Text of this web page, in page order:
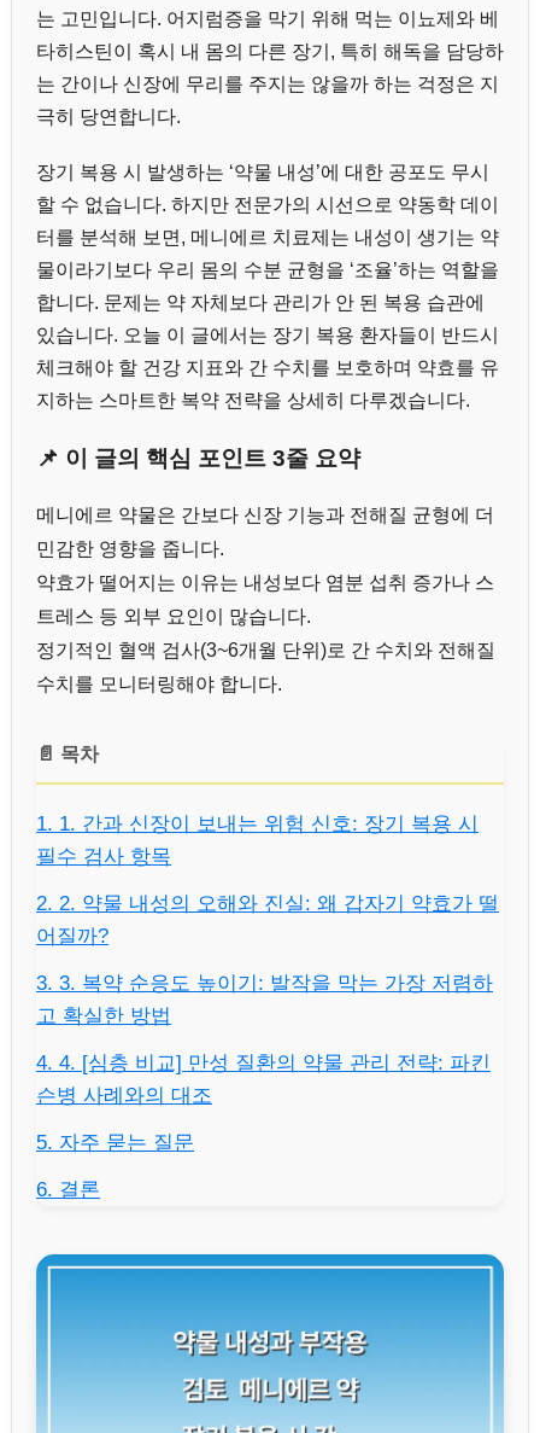
는 고민입니다. 어지럼증을 막기 위해 먹는 이뇨제와 베
타히스틴이 혹시 내 몸의 다른 장기, 특히 해독을 담당하
는 간이나 신장에 무리를 주지는 않을까 하는 걱정은 지
극히 당연합니다.
장기 복용 시 발생하는 ‘약물 내성’에 대한 공포도 무시
할 수 없습니다. 하지만 전문가의 시선으로 약동학 데이
터를 분석해 보면, 메니에르 치료제는 내성이 생기는 약
물이라기보다 우리 몸의 수분 균형을 ‘조율’하는 역할을
합니다. 문제는 약 자체보다 관리가 안 된 복용 습관에
있습니다. 오늘 이 글에서는 장기 복용 환자들이 반드시
체크해야 할 건강 지표와 간 수치를 보호하며 약효를 유
지하는 스마트한 복약 전략을 상세히 다루겠습니다.
📌 이 글의 핵심 포인트 3줄 요약
메니에르 약물은 간보다 신장 기능과 전해질 균형에 더
민감한 영향을 줍니다.
약효가 떨어지는 이유는 내성보다 염분 섭취 증가나 스
트레스 등 외부 요인이 많습니다.
정기적인 혈액 검사(3~6개월 단위)로 간 수치와 전해질
수치를 모니터링해야 합니다.
📄 목차
1. 1. 간과 신장이 보내는 위험 신호: 장기 복용 시
필수 검사 항목
2. 2. 약물 내성의 오해와 진실: 왜 갑자기 약효가 떨
어질까?
3. 3. 복약 순응도 높이기: 발작을 막는 가장 저렴하
고 확실한 방법
4. 4. [심층 비교] 만성 질환의 약물 관리 전략: 파킨
슨병 사례와의 대조
5. 자주 묻는 질문
6. 결론